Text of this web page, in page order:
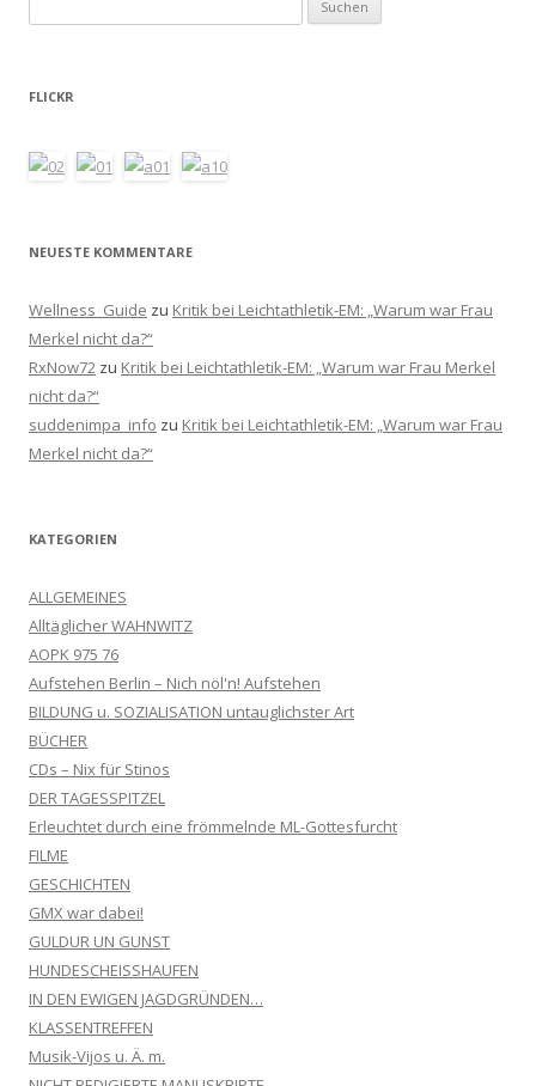
nach:
FLICKR
NEUESTE KOMMENTARE
Wellness_Guide zu Kritik bei Leichtathletik-EM: „Warum war Frau
Merkel nicht da?“
RxNow72 zu Kritik bei Leichtathletik-EM: „Warum war Frau Merkel
nicht da?“
suddenimpa_info zu Kritik bei Leichtathletik-EM: „Warum war Frau
Merkel nicht da?“
KATEGORIEN
ALLGEMEINES
Alltäglicher WAHNWITZ
AOPK 975 76
Aufstehen Berlin – Nich nöl'n! Aufstehen
BILDUNG u. SOZIALISATION untauglichster Art
BÜCHER
CDs – Nix für Stinos
DER TAGESSPITZEL
Erleuchtet durch eine frömmelnde ML-Gottesfurcht
FILME
GESCHICHTEN
GMX war dabei!
GULDUR UN GUNST
HUNDESCHEISSHAUFEN
IN DEN EWIGEN JAGDGRÜNDEN…
KLASSENTREFFEN
Musik-Vijos u. Ä. m.